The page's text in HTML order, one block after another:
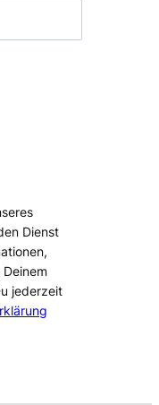
Dienst
jederzeit